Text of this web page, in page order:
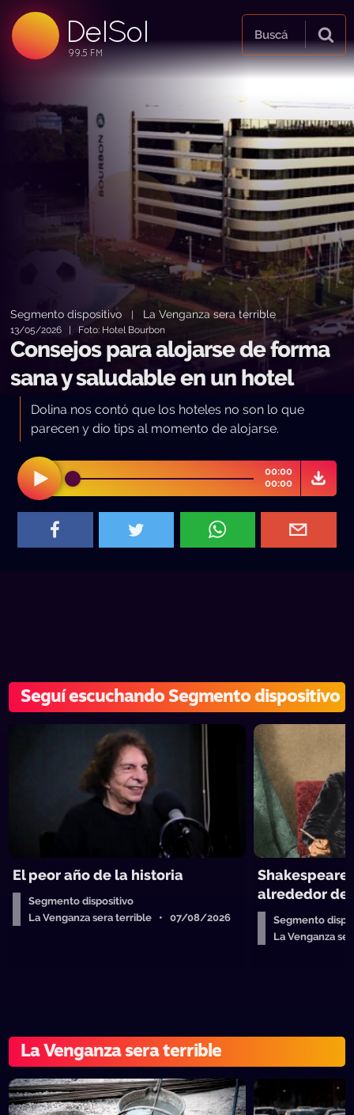
DelSol
99.5 FM
99.5 FM
99.5 FM
Buscá
Segmento dispositivo La Venganza sera terrible
13/05/2026 | Foto: Hotel Bourbon
Consejos para alojarse de forma
sana y saludable en un hotel
Dolina nos contó que los hoteles no son lo que
parecen y dio tips al momento de alojarse.
00:00
00:00
Seguí escuchando Segmento dispositivo
El peor año de la historia
Segmento dispositivo
La Venganza sera terrible • 07/08/2026
Shakespeare
alrededor de
Segmento
La Venganza
La Venganza sera terrible